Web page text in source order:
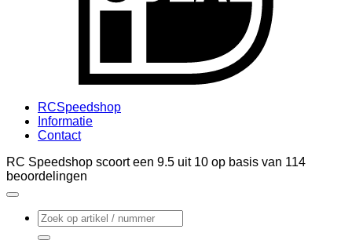
RCSpeedshop
Informatie
Contact
RC Speedshop scoort een 9.5 uit 10 op basis van 114
beoordelingen
Zoeken
naar: